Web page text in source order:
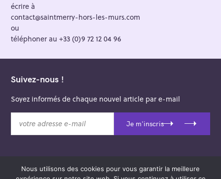
écrire à
contact@saintmerry-hors-les-murs.com
ou
téléphoner au +33 (0)9 72 12 04 96
Suivez-nous !
Soyez informés de chaque nouvel article par e-mail
t
Je m'inscris
© 2026 Saint-Merry Hors-les-Murs.
Nous utilisons des cookies pour vous garantir la meilleure